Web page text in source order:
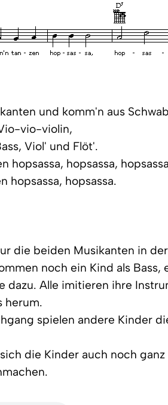
und komm'n aus
vio-violin,
Viol' und Flöt'.
hopsassa, hopsassa,
hopsassa, hopsassa.
die beiden Musikanten in
noch ein Kind als Bass,
dazu. Alle imitieren ihre
herum.
spielen andere Kinder
die Kinder auch noch